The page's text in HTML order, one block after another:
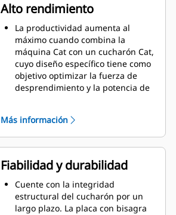
Alto rendimiento
La productividad aumenta al
máximo cuando combina la
máquina Cat con un cucharón Cat,
cuyo diseño específico tiene como
objetivo optimizar la fuerza de
desprendimiento y la potencia de
radio mejora el flujo de material
hacia el cucharón. El espacio libre
del talón agregado asegura que la
parte inferior del cucharón no se
arrastre, lo que reduce los costos
de mantenimiento.
El consumo de combustible
alcanza el punto máximo durante
Más información
Fiabilidad y durabilidad
Cuente con la integridad
estructural del cucharón por un
largo plazo. La placa con bisagra